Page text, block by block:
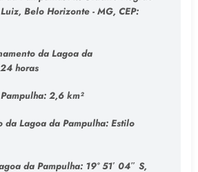
Belo Horizonte - MG, CEP:
da Lagoa da
horas
2,6 km²
da Lagoa da Pampulha:Estilo
da Pampulha:19° 51′ 04″ S,